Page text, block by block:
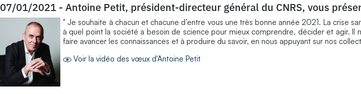
07/01/2021 - Antoine Petit, président-directeur général du CNRS, vous
" Je souhaite à chacun et chacune d’entre vous une très bonne année 2021. La crise
à quel point la société a besoin de science pour mieux comprendre, décider et agir. Il
faire avancer les connaissances et à produire du savoir, en nous appuyant sur nos
Voir la vidéo des vœux d'Antoine Petit